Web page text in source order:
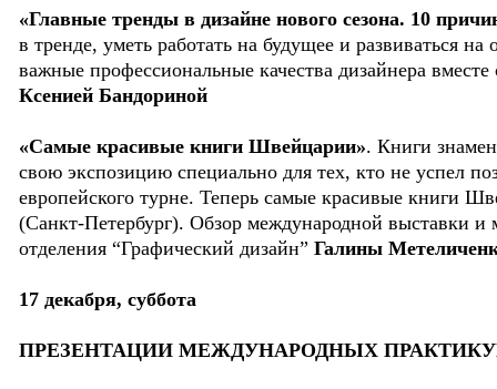
«Главные тренды в дизайне нового сезона. 10
в тренде, уметь работать на будущее и развиваться
важные профессиональные качества дизайнера
Ксенией Бандориной
«Самые красивые книги Швейцарии». Книги
свою экспозицию специально для тех, кто не успел
европейского турне. Теперь самые красивые книги
(Санкт-Петербург). Обзор международной выставки и
отделения “Графический дизайн” Галины
17 декабря, суббота
ПРЕЗЕНТАЦИИ МЕЖДУНАРОДНЫХ